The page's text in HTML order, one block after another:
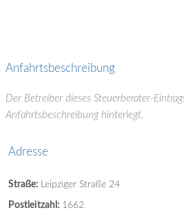
Anfahrtsbeschreibung
Der Betreiber dieses Steuerberater-
Anfahrtsbeschreibung hinterlegt.
Adresse
Straße: Leipziger Straße 24
Postleitzahl: 1662